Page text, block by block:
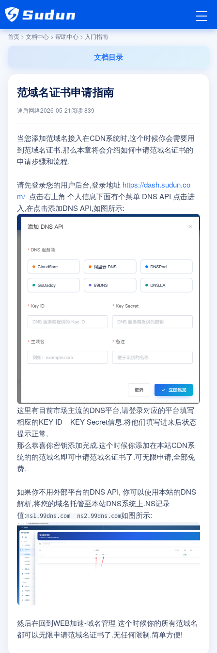
首页 > 文档中心 > 帮助中心 > 入门指南
文档目录
范域名证书申请指南
速盾网络2026-05-21 阅读839
当您添加范域名接入在CDN系统时,这个时候你会需要用
到范域名证书.那么本章将会介绍如何申请范域名证书的
申请步骤和流程.
请先登录您的用户后台,登录地址 https://dash.sudun.co
m/ 点击右上角 个人信息下面有个菜单 DNS API 点击进
入,在点击添加DNS API,如图所示:
这里有目前市场主流的DNS平台,请登录对应的平台填写
相应的KEY ID KEY Secret信息.将他们填写进来后状态
提示正常,
那么恭喜你密钥添加完成.这个时候你添加在本站CDN系
统的的范域名即可申请范域名证书了.可无限申请,全部免
费.
如果你不用外部平台的DNS API, 你可以使用本站的DNS
解析,将您的域名托管至本站DNS系统上.NS记录
值:ns1.99dns.com ns2.99dns.com如图所示:
然后在回到WEB加速-域名管理 这个时候你的所有范域名
都可以无限申请范域名证书了.无任何限制.简单方便!